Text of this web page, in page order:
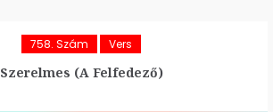
758. Szám Vers
Szerelmes (A Felfedező)